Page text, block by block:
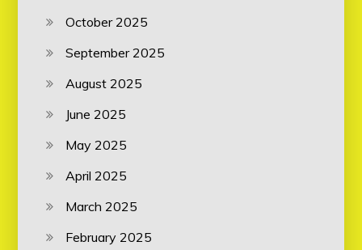
October 2025
September 2025
August 2025
June 2025
May 2025
April 2025
March 2025
February 2025